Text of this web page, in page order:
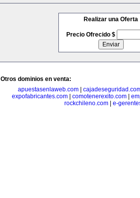
Realizar una Oferta
Precio Ofrecido $
Otros dominios en venta:
apuestasenlaweb.com
expofabricantes.com| comotenerexito.com|
rockchileno.com| e-